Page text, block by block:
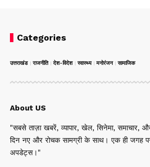
Categories
उत्तराखंड राजनीति देश-विदेश स्वास्थ्य मनोरंजन सामाजिक
About US
"सबसे ताज़ा खबरें, व्यापार, खेल, सिनेमा, समाचार,
दिन नए और रोचक सामग्री के साथ। एक ही जगह
अपडेट्स।"